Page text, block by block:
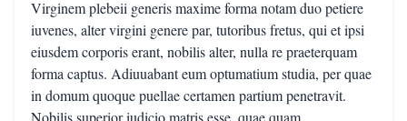
Virginem plebeii generis maxime forma notam duo petiere
iuvenes, alter virgini genere par, tutoribus fretus, qui et ipsi
eiusdem corporis erant, nobilis alter, nulla re praeterquam
forma captus. Adiuuabant eum optumatium studia, per quae
in domum quoque puellae certamen partium penetravit.
Nobilis superior iudicio matris esse, quae quam